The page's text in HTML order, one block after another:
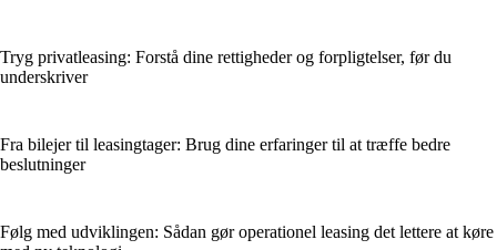
Tryg privatleasing: Forstå dine rettigheder og forpligtelser, før du
underskriver
Fra bilejer til leasingtager: Brug dine erfaringer til at træffe bedre
beslutninger
Følg med udviklingen: Sådan gør operationel leasing det lettere at køre